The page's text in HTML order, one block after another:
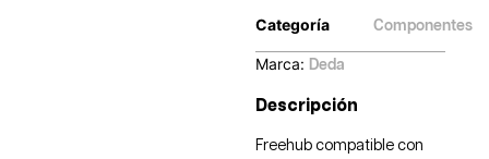
Categoría Componentes
Marca: Deda
Descripción
Freehub compatible con